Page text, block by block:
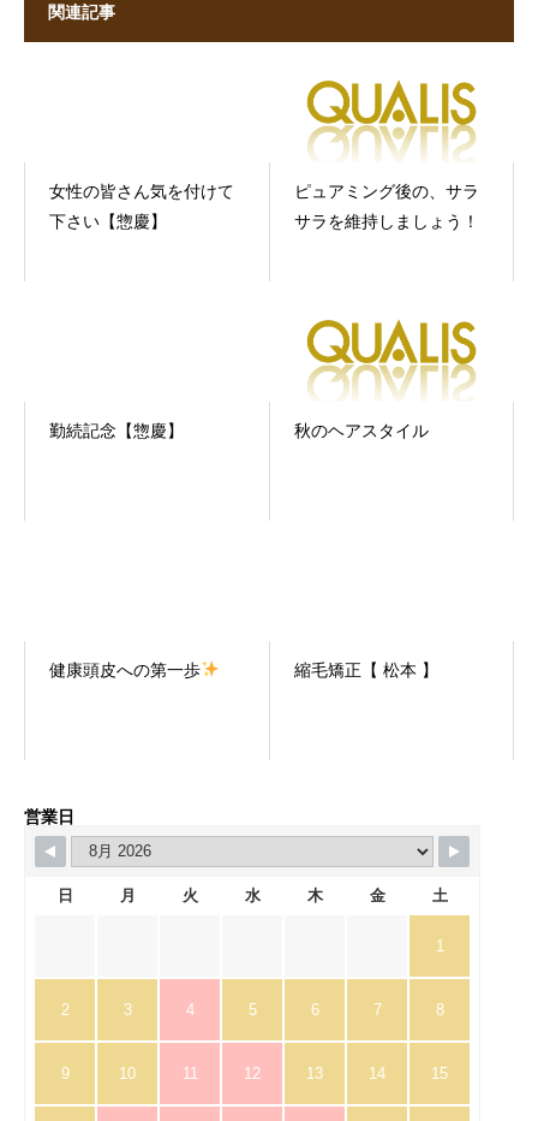
関連記事
女性の皆さん気を付けて
下さい【惣慶】
ピュアミング後の、サラ
サラを維持しましょう！
勤続記念【惣慶】 秋のヘアスタイル
健康頭皮への第一歩 縮毛矯正【 松本 】
営業日
日 月 火 水 木 金 土
1
2 3 4 5 6 7 8
9 10 11 12 13 14 15